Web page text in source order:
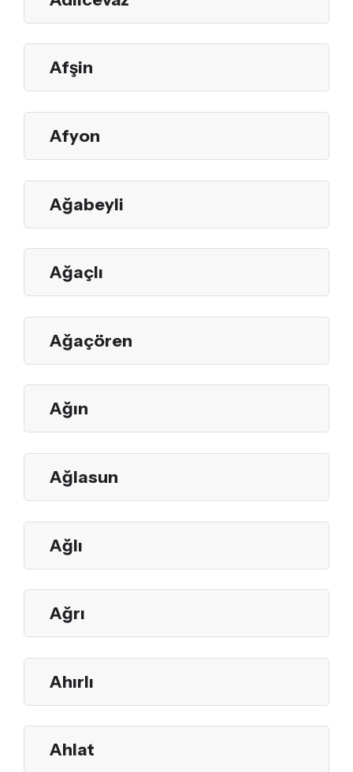
Afşin
Afyon
Ağabeyli
Ağaçlı
Ağaçören
Ağın
Ağlasun
Ağlı
Ağrı
Ahırlı
Ahlat